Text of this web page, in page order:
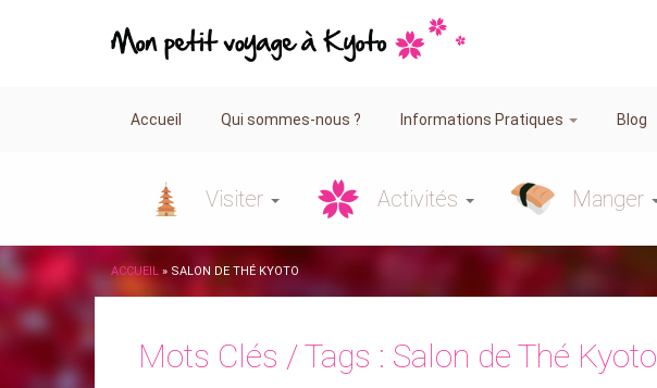
Accueil Qui sommes-nous ? Informations Pratiques Blog
Visiter Activités Manger
ACCUEIL » SALON DE THÉ KYOTO
Mots Clés / Tags : Salon de Thé Kyoto